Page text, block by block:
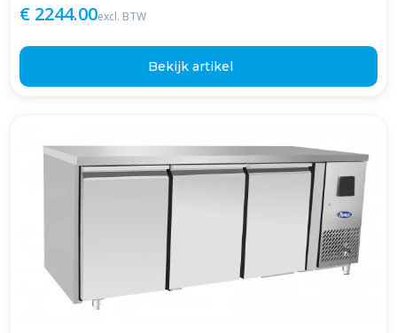
€ 2244.00excl. BTW
Bekijk artikel